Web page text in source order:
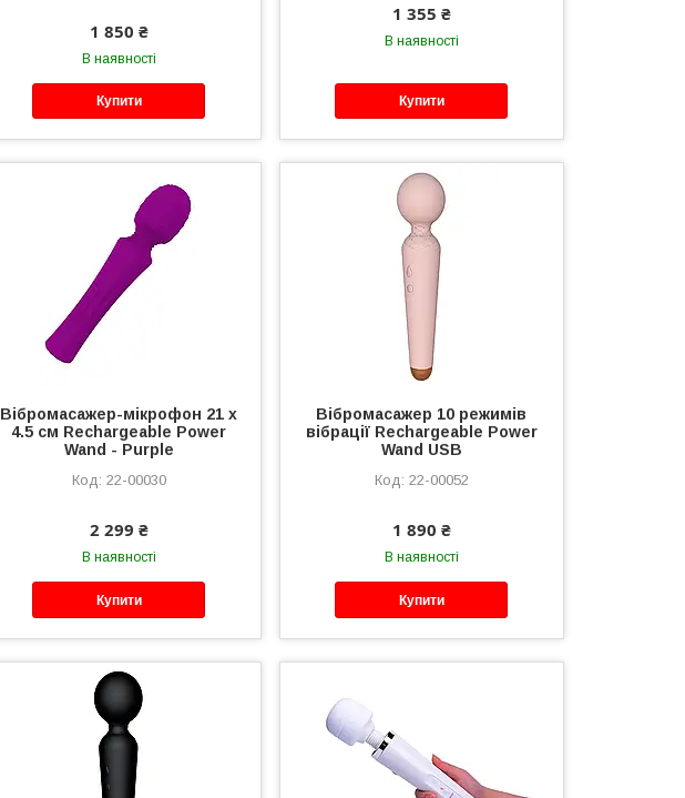
1 850 ₴
В наявності
Купити
1 355 ₴
В наявності
Купити
Вібромасажер-мікрофон 21 х
4.5 см Rechargeable Power
Wand - Purple
22-00030
2 299 ₴
В наявності
Купити
Вібромасажер 10 режимів
вібрації Rechargeable Power
Wand USB
22-00052
1 890 ₴
В наявності
Купити